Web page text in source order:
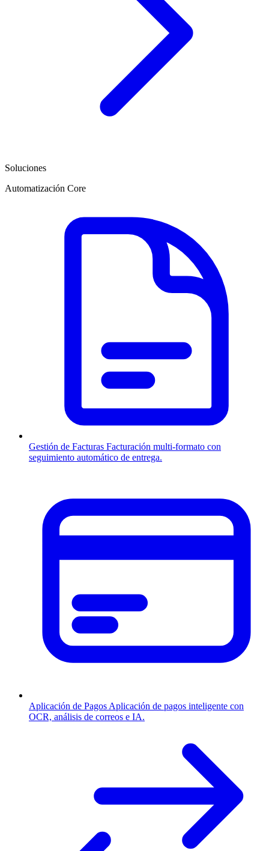
Soluciones
Automatización Core
Gestión de Facturas Facturación multi-formato con
seguimiento automático de entrega.
Aplicación de Pagos Aplicación de pagos inteligente con
OCR, análisis de correos e IA.